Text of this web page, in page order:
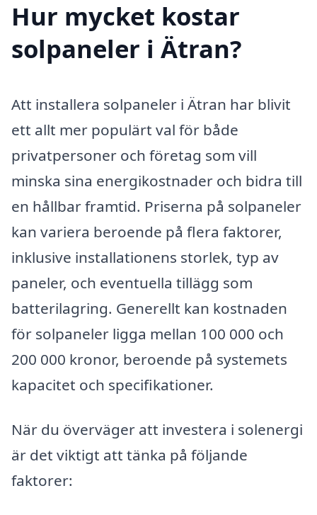
Hur mycket kostar
solpaneler i Ätran?
Att installera solpaneler i Ätran har blivit
ett allt mer populärt val för både
privatpersoner och företag som vill
minska sina energikostnader och bidra till
en hållbar framtid. Priserna på solpaneler
kan variera beroende på flera faktorer,
inklusive installationens storlek, typ av
paneler, och eventuella tillägg som
batterilagring. Generellt kan kostnaden
för solpaneler ligga mellan 100 000 och
200 000 kronor, beroende på systemets
kapacitet och specifikationer.
När du överväger att investera i solenergi
är det viktigt att tänka på följande
faktorer: